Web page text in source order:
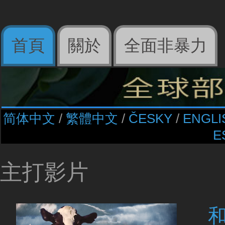
首頁 關於 全面非暴力
简体中文 /​ 繁體中文 /​ ČESKY/​
主打影片